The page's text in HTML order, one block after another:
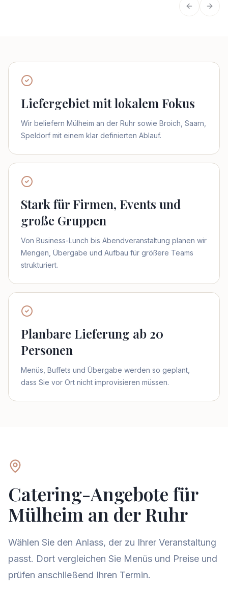
Vorherige
Liefergebiet mit lokalem Fokus
Wir beliefern Mülheim an der Ruhr sowie Broich, Saarn,
Speldorf mit einem klar definierten Ablauf.
Stark für Firmen, Events und
große Gruppen
Von Business-Lunch bis Abendveranstaltung planen wir
Mengen, Übergabe und Aufbau für größere Teams
strukturiert.
Planbare Lieferung ab 20
Personen
Menüs, Buffets und Übergabe werden so geplant,
dass Sie vor Ort nicht improvisieren müssen.
Catering-Angebote für
Mülheim an der Ruhr
Wählen Sie den Anlass, der zu Ihrer Veranstaltung
passt. Dort vergleichen Sie Menüs und Preise und
prüfen anschließend Ihren Termin.